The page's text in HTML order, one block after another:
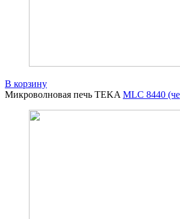
В корзину
Микроволновая печь TEKAMLC 8440